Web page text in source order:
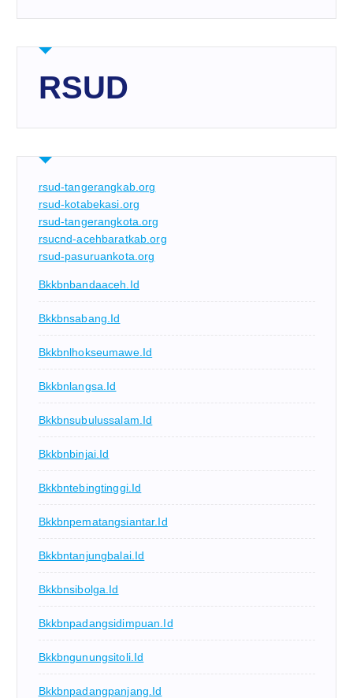
RSUD
rsud-tangerangkab.org
rsud-kotabekasi.org
rsud-tangerangkota.org
rsucnd-acehbaratkab.org
rsud-pasuruankota.org
Bkkbnbandaaceh.id
Bkkbnsabang.id
Bkkbnlhokseumawe.id
Bkkbnlangsa.id
Bkkbnsubulussalam.id
Bkkbnbinjai.id
Bkkbntebingtinggi.id
Bkkbnpematangsiantar.id
Bkkbntanjungbalai.id
Bkkbnsibolga.id
Bkkbnpadangsidimpuan.id
Bkkbngunungsitoli.id
Bkkbnpadangpanjang.id